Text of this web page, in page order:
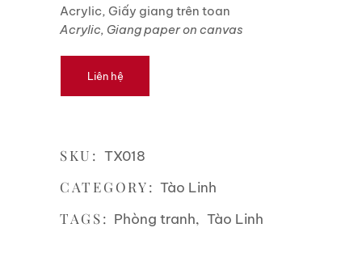
Acrylic, Giấy giang trên toan
Acrylic, Giang paper on canvas
Liên hệ
SKU: TX018
CATEGORY:Tào Linh
TAGS: Phòng tranh, Tào Linh